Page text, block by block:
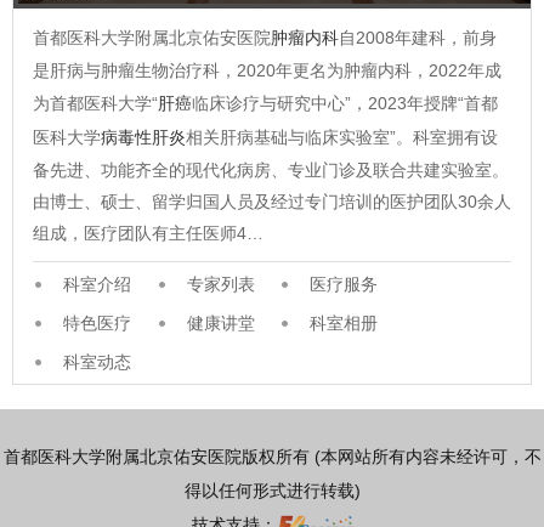
首都医科大学附属北京佑安医院肿瘤内科自2008年建科，前身
是肝病与肿瘤生物治疗科，2020年更名为肿瘤内科，2022年成
为首都医科大学“肝癌临床诊疗与研究中心”，2023年授牌“首都
医科大学病毒性肝炎相关肝病基础与临床实验室”。科室拥有设
备先进、功能齐全的现代化病房、专业门诊及联合共建实验室。
由博士、硕士、留学归国人员及经过专门培训的医护团队30余人
组成，医疗团队有主任医师4…
科室介绍 专家列表
医疗服务
特色医疗
健康讲堂
科室相册
科室动态
首都医科大学附属北京佑安医院版权所有 (本网站所有内容未经许可，不
得以任何形式进行转载)